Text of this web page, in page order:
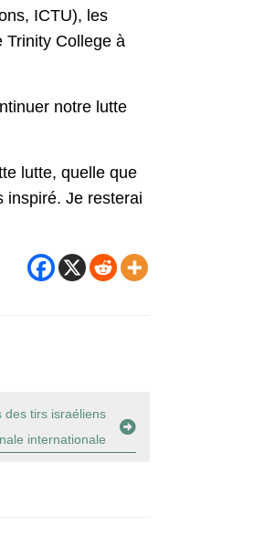
ICTU), les
Trinity College à
notre lutte
lutte, quelle que
inspiré. Je resterai
des tirs israéliens
internationale